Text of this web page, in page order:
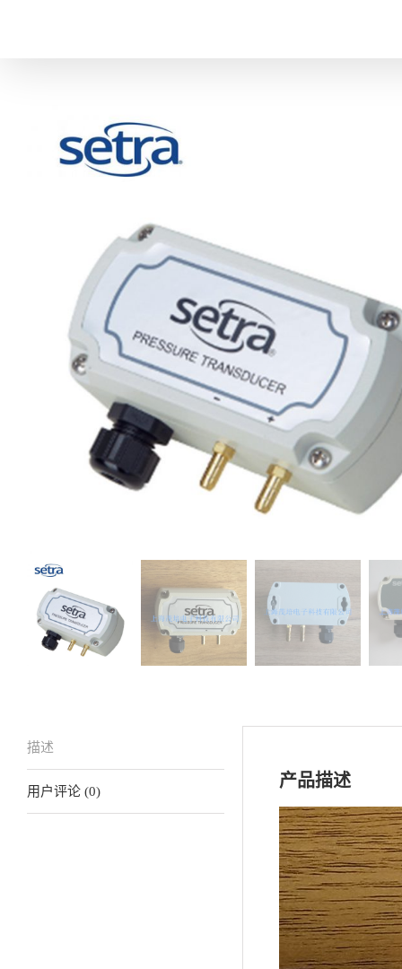
描述
用户评论 (0)
产品描述